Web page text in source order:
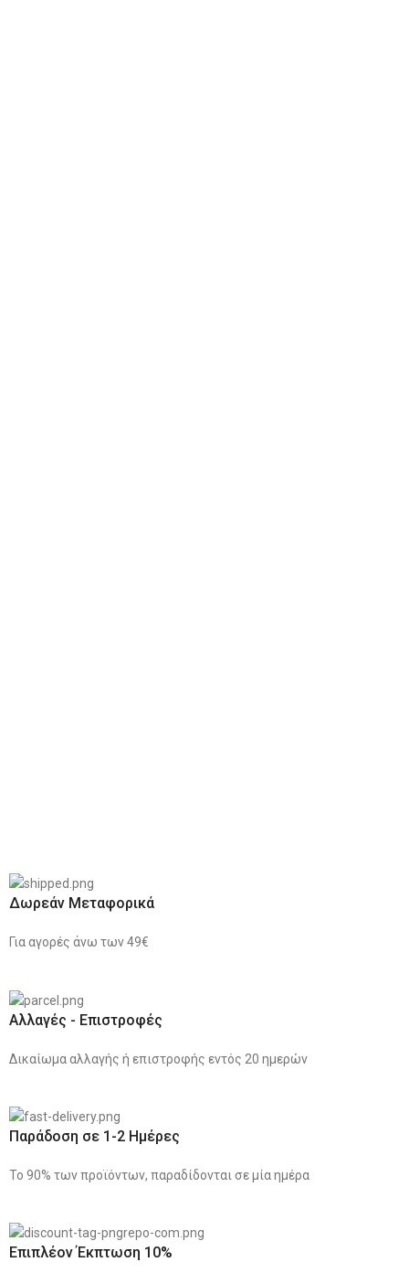
Δωρεάν Μεταφορικά
Για αγορές άνω των 49€
Αλλαγές - Επιστροφές
Δικαίωμα αλλαγής ή επιστροφής εντός 20 ημερών
Παράδοση σε 1-2 Ημέρες
Το 90% των προϊόντων, παραδίδονται σε μία ημέρα
Επιπλέον Έκπτωση 10%